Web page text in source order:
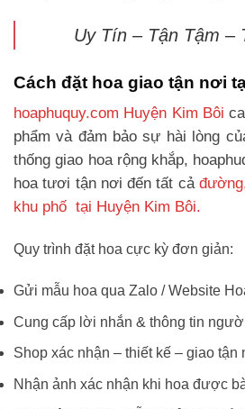
Uy Tín – Tận Tậm –
Cách đặt hoa giao tận nơi
hoaphuquy.com Huyện Kim Bôi
phẩm và đảm bảo sự hài lòng
thống giao hoa rộng khắp,
hoa tươi tận nơi đến tất cả
khu phố tại Huyện Kim Bôi.
Quy trình đặt hoa cực kỳ đơn giản:
Gửi mẫu hoa qua Zalo / Website
Cung cấp lời nhắn & thông tin
Shop xác nhận – thiết kế – giao tận
Nhận ảnh xác nhận khi hoa được